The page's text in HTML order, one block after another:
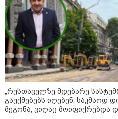
09:32
"4
12:20
„რუსთაველზე მდებარე
გაუქმებებს იღებენ, საკმაოდ
მეგონა, ვიღაც მოიფიქრებდა